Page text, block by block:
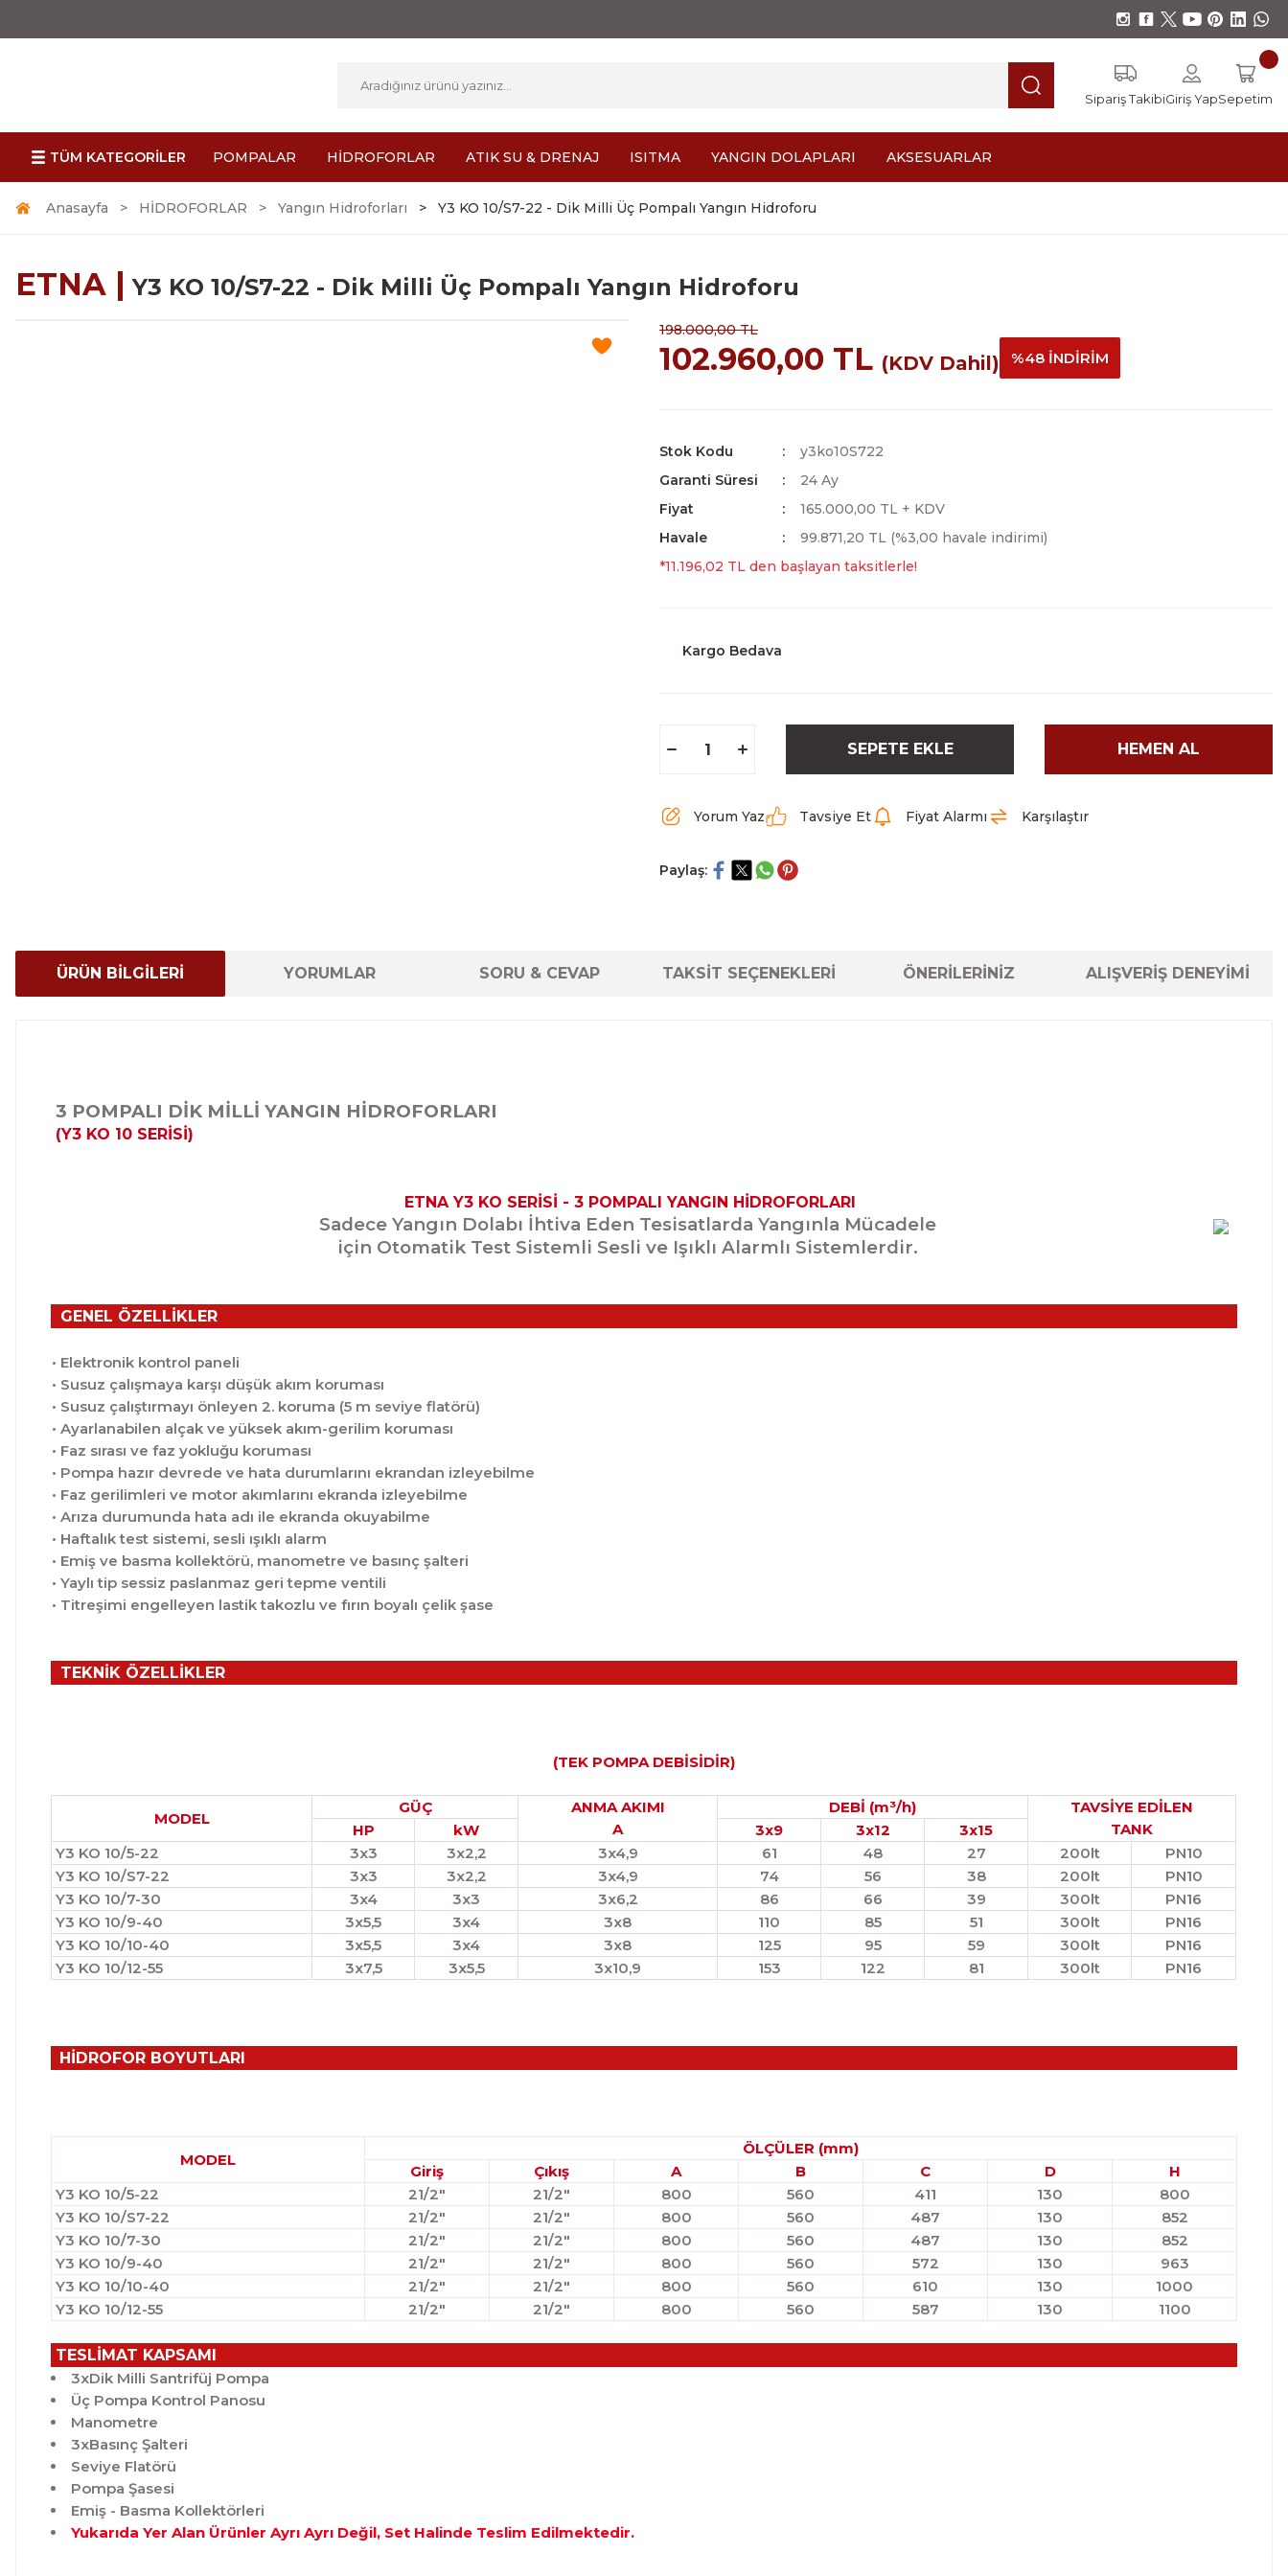
Sipariş TakibiGiriş YapSepetim
TÜM KATEGORİLER POMPALAR HİDROFORLAR ATIK SU & DRENAJ ISITMA YANGIN DOLAPLARI AKSESUARLAR
Anasayfa HİDROFORLAR Yangın Hidroforları Y3 KO 10/S7-22 - Dik Milli Üç Pompalı Yangın Hidroforu
ETNA | Y3 KO 10/S7-22 - Dik Milli Üç Pompalı Yangın Hidroforu
198.000,00 TL
102.960,00 TL (KDV Dahil) %48 İNDİRİM
Stok Kodu
y3ko10S722
Garanti Süresi
24 Ay
Fiyat
165.000,00 TL + KDV
Havale
99.871,20 TL (%3,00 havale indirimi)
*11.196,02 TL den başlayan taksitlerle!
Kargo Bedava
SEPETE EKLE HEMEN AL
Yorum Yaz Tavsiye Et Fiyat Alarmı Karşılaştır
Paylaş:
ÜRÜN BİLGİLERİ YORUMLAR SORU & CEVAP TAKSİT SEÇENEKLERİ ÖNERİLERİNİZ ALIŞVERİŞ DENEYİMİ
3 POMPALI DİK MİLLİ YANGIN HİDROFORLARI
(Y3 KO 10 SERİSİ)
ETNA Y3 KO SERİSİ - 3 POMPALI YANGIN HİDROFORLARI
Sadece Yangın Dolabı İhtiva Eden Tesisatlarda Yangınla Mücadele
için Otomatik Test Sistemli Sesli ve Işıklı Alarmlı Sistemlerdir.
GENEL ÖZELLİKLER
• Elektronik kontrol paneli
• Susuz çalışmaya karşı düşük akım koruması
• Susuz çalıştırmayı önleyen 2. koruma (5 m seviye flatörü)
• Ayarlanabilen alçak ve yüksek akım-gerilim koruması
• Faz sırası ve faz yokluğu koruması
• Pompa hazır devrede ve hata durumlarını ekrandan izleyebilme
• Faz gerilimleri ve motor akımlarını ekranda izleyebilme
• Arıza durumunda hata adı ile ekranda okuyabilme
• Haftalık test sistemi, sesli ışıklı alarm
• Emiş ve basma kollektörü, manometre ve basınç şalteri
• Yaylı tip sessiz paslanmaz geri tepme ventili
• Titreşimi engelleyen lastik takozlu ve fırın boyalı çelik şase
TEKNİK ÖZELLİKLER
(TEK POMPA DEBİSİDİR)
MODEL
GÜÇ
ANMA AKIMI
A
DEBİ (m³/h)
TAVSİYE EDİLEN
TANK
HP kW 3x9 3x12 3x15
Y3 KO 10/5-22
3x3 3x2,2 3x4,9 61 48 27 200lt
PN10
Y3 KO 10/S7-22
3x3 3x2,2 3x4,9 74 56 38 200lt
PN10
Y3 KO 10/7-30
3x4 3x3 3x6,2 86 66 39 300lt
PN16
Y3 KO 10/9-40
3x5,5 3x4 3x8 110 85 51 300lt
PN16
Y3 KO 10/10-40
3x5,5 3x4 3x8 125 95 59 300lt
PN16
Y3 KO 10/12-55
3x7,5 3x5,5 3x10,9 153 122 81 300lt PN16
HİDROFOR BOYUTLARI
MODEL
ÖLÇÜLER (mm)
Giriş
Çıkış A B C D
H
Y3 KO 10/5-22
21/2" 21/2" 800 560 411 130
800
Y3 KO 10/S7-22
21/2" 21/2" 800 560 487 130
852
Y3 KO 10/7-30
21/2" 21/2" 800 560 487 130
852
Y3 KO 10/9-40
21/2" 21/2" 800 560 572 130
963
Y3 KO 10/10-40
21/2" 21/2" 800 560 610 130
1000
Y3 KO 10/12-55
21/2" 21/2" 800 560 587 130 1100
TESLİMAT KAPSAMI
3xDik Milli Santrifüj Pompa
Üç Pompa Kontrol Panosu
Manometre
3xBasınç Şalteri
Seviye Flatörü
Pompa Şasesi
Emiş - Basma Kollektörleri
Yukarıda Yer Alan Ürünler Ayrı Ayrı Değil, Set Halinde Teslim Edilmektedir.